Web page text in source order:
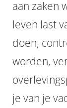
aan zaken
leven last
doen,
worden,
je van je